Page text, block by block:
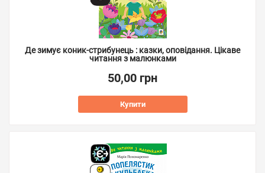
Де зимує коник-стрибунець : казки, оповідання. Цікаве
читання з малюнками
50,00 грн
Купити